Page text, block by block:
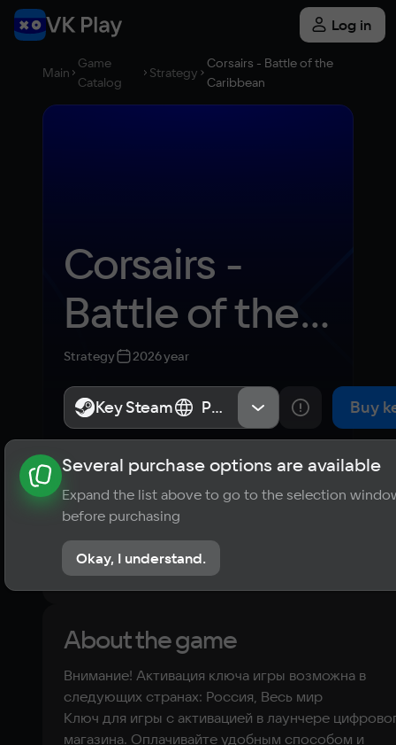
Log in
Main
Game
Catalog
Strategy
Corsairs - Battle of the
Caribbean
Corsairs -
Battle of the
Caribbean
Strategy 2026 year
Key Steam Россия, Весь мир Buy
About the game News Publications
? Player ratings
No reviews
About the game
Внимание! Активация ключа игры возможна в
следующих странах: Россия, Весь мир
Ключ для игры с активацией в лаунчере
магазина. Оплачивайте удобным способом и
Key Steam Россия, Весь мир
Several purchase options are available
Expand the list above to go to the selection
before purchasing
Okay, I understand.